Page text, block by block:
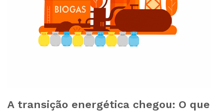
A transição energética chegou: O que